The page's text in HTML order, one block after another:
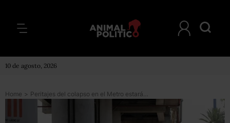
10 de agosto, 2026
Home > Peritajes del colapso en el Metro estarán en junio; inspeccionan 89% de la Línea 12